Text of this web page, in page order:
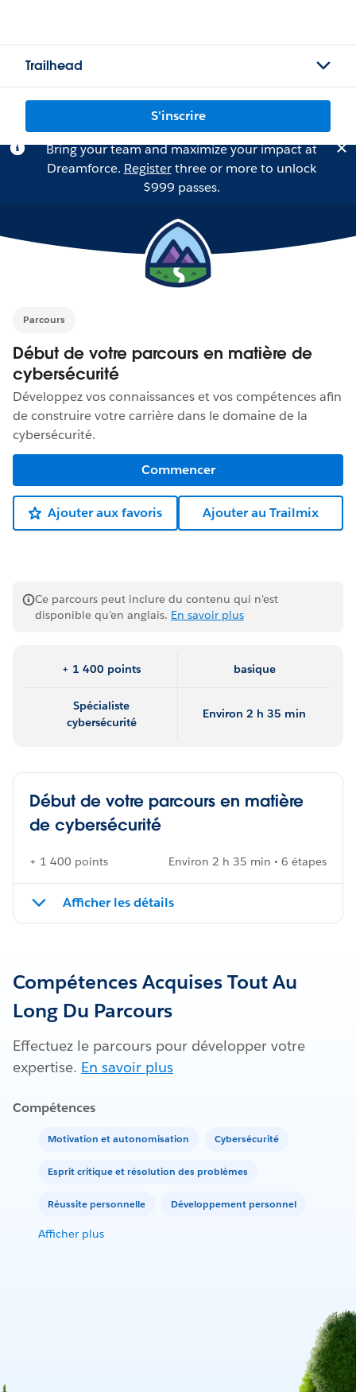
Trailhead
S'inscrire
Bring your team and maximize your impact at
Dreamforce. Registerthree or more to unlock
$999 passes.
Parcours
Début de votre parcours en matière de
cybersécurité
Développez vos connaissances et vos compétences afin
de construire votre carrière dans le domaine de la
cybersécurité.
Commencer
Ajouter aux favoris Ajouter au Trailmix
Ce parcours peut inclure du contenu qui n'est
disponible qu'en anglais. En savoir plus
+ 1 400 points basique
Spécialiste
cybersécurité
Environ 2 h 35 min
Début de votre parcours en matière
de cybersécurité
+ 1 400 points Environ 2 h 35 min • 6 étapes
Afficher les détails
Compétences Acquises Tout Au
Long Du Parcours
Effectuez le parcours pour développer votre
expertise. En savoir plus
Compétences
Motivation et autonomisation Cybersécurité
Esprit critique et résolution des problèmes
Réussite personnelle Développement personnel
Afficher plus